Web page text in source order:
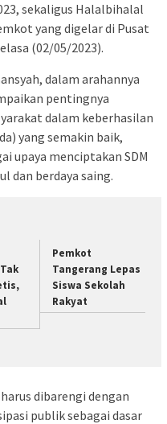
sekaligus Halalbihalal
yang digelar di Pusat
(02/05/2023).
dalam arahannya
pentingnya
dalam keberhasilan
yang semakin baik,
upaya menciptakan SDM
dan berdaya saing.
Pemkot
Tangerang Lepas
Siswa Sekolah
Rakyat
dibarengi dengan
publik sebagai dasar